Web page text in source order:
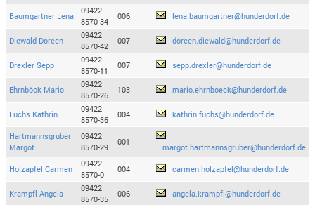
Baumgartner Lena
09422
8570-34
006 lena.baumgartner@hunderdorf.de
Diewald Doreen
09422
8570-42
007 doreen.diewald@hunderdorf.de
Drexler Sepp
09422
8570-11
007 sepp.drexler@hunderdorf.de
Ehrnböck Mario
09422
8570-26
103 mario.ehrnboeck@hunderdorf.de
Fuchs Kathrin
09422
8570-36
004 kathrin.fuchs@hunderdorf.de
Hartmannsgruber
Margot
09422
8570-29
001
margot.hartmannsgruber@hunderdorf.de
Holzapfel Carmen
09422
8570-0
004 carmen.holzapfel@hunderdorf.de
Krampfl Angela
09422
8570-35
006 angela.krampfl@hunderdorf.de